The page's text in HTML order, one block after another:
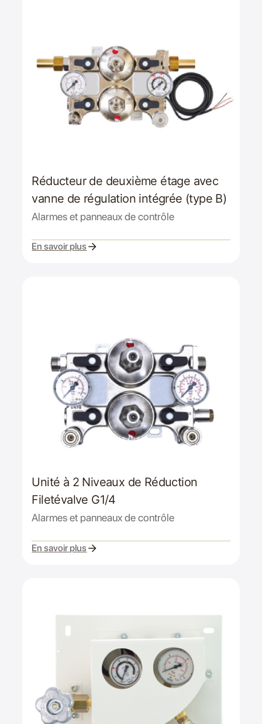
Réducteur de deuxième étage avec
vanne de régulation intégrée (type B)
Alarmes et panneaux de contrôle
En savoir plus
Unité à 2 Niveaux de Réduction
Filetévalve G1/4
Alarmes et panneaux de contrôle
En savoir plus